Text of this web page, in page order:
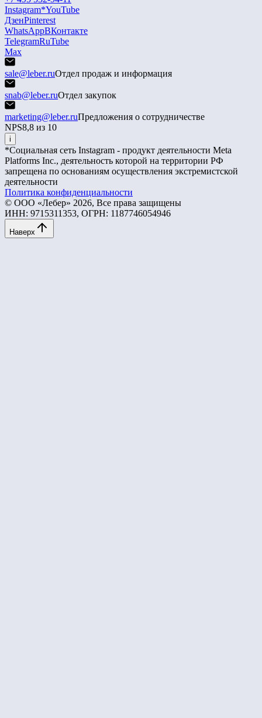
Instagram*YouTube
ДзенPinterest
WhatsAppВКонтакте
TelegramRuTube
Max
sale@leber.ruОтдел продаж и информация
snab@leber.ruОтдел закупок
marketing@leber.ruПредложения о сотрудничестве
NPS8,8 из 10
i
*Социальная сеть Instagram - продукт деятельности Meta
Platforms Inc., деятельность которой на территории РФ
запрещена по основаниям осуществления экстремистской
деятельности
Политика конфиденциальности
© ООО «Лебер» 2026, Все права защищены
ИНН: 9715311353, ОГРН: 1187746054946
Наверх